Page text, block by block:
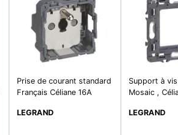
Prise de courant standard
Français Céliane 16A
automatiques
LEGRAND
Support à
Mosaic ,
2 modules
LEGRAND